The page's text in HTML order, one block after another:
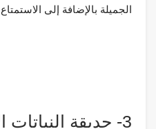
الجميلة بالإضافة إلى
3- حديقة